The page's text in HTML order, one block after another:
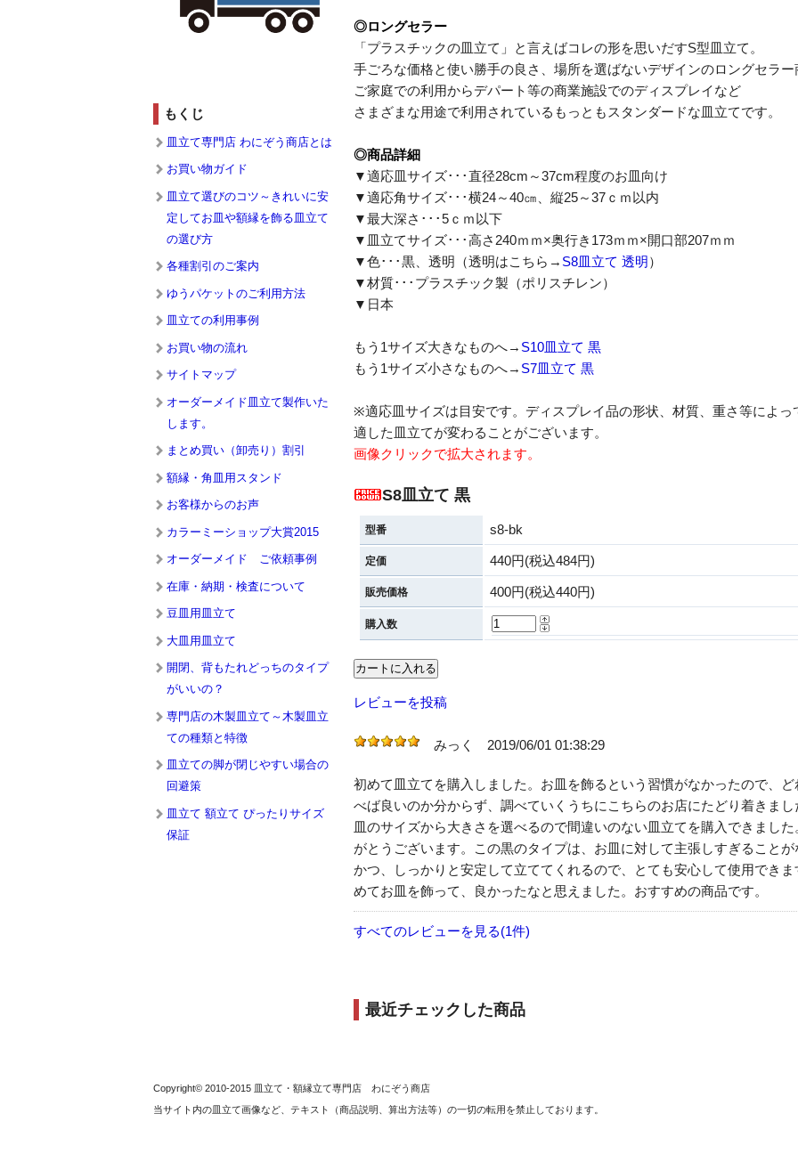
◎ロングセラー
「プラスチックの皿立て」と言えばコレの形を思いだすS型皿立て。
手ごろな価格と使い勝手の良さ、場所を選ばないデザインのロングセラー
ご家庭での利用からデパート等の商業施設でのディスプレイなど
さまざまな用途で利用されているもっともスタンダードな皿立てです。
◎商品詳細
▼適応皿サイズ･･･直径28cm～37cm程度のお皿向け
▼適応角サイズ･･･横24～40㎝、縦25～37ｃｍ以内
▼最大深さ･･･5ｃｍ以下
▼皿立てサイズ･･･高さ240ｍｍ×奥行き173ｍｍ×開口部207ｍｍ
▼色･･･黒、透明（透明はこちら→ S8皿立て 透明）
▼材質･･･プラスチック製（ポリスチレン）
▼日本
もう1サイズ大きなものへ→ S10皿立て 黒
もう1サイズ小さなものへ→ S7皿立て 黒
※適応皿サイズは目安です。ディスプレイ品の形状、材質、重さ等によっ
適した皿立てが変わることがございます。
画像クリックで拡大されます。
S8皿立て 黒
型番 s8-bk
定価 440円(税込484円)
販売価格 400円(税込440円)
購入数
レビューを投稿
みっく 2019/06/01 01:38:29
初めて皿立てを購入しました。お皿を飾るという習慣がなかったので、ど
べば良いのか分からず、調べていくうちにこちらのお店にたどり着きまし
皿のサイズから大きさを選べるので間違いのない皿立てを購入できました
がとうございます。この黒のタイプは、お皿に対して主張しすぎることが
かつ、しっかりと安定して立ててくれるので、とても安心して使用できま
めてお皿を飾って、良かったなと思えました。おすすめの商品です。
すべてのレビューを見る(1件)
最近チェックした商品
もくじ
皿立て専門店 わにぞう商店とは
お買い物ガイド
皿立て選びのコツ～きれいに安
定してお皿や額縁を飾る皿立て
の選び方
各種割引のご案内
ゆうパケットのご利用方法
皿立ての利用事例
お買い物の流れ
サイトマップ
オーダーメイド皿立て製作いた
します。
まとめ買い（卸売り）割引
額縁・角皿用スタンド
お客様からのお声
カラーミーショップ大賞2015
オーダーメイド ご依頼事例
在庫・納期・検査について
豆皿用皿立て
大皿用皿立て
開閉、背もたれどっちのタイプ
がいいの？
専門店の木製皿立て～木製皿立
ての種類と特徴
皿立ての脚が閉じやすい場合の
回避策
皿立て 額立て ぴったりサイズ
保証
Copyright© 2010-2015 皿立て・額縁立て専門店 わにぞう商店
当サイト内の皿立て画像など、テキスト（商品説明、算出方法等）の一切の転用を禁止しております。